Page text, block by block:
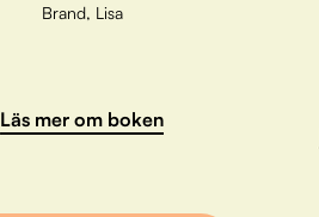
Brand, Lisa
Läs mer om boken